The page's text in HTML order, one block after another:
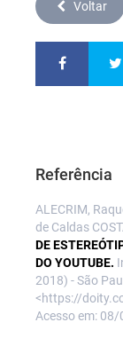
Voltar
Referência
ALECRIM,
de Caldas
DE
DO YOUTUBE.
2018) - São
<https://
Acesso em: